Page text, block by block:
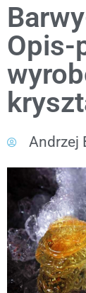
Opis-
Andrzej